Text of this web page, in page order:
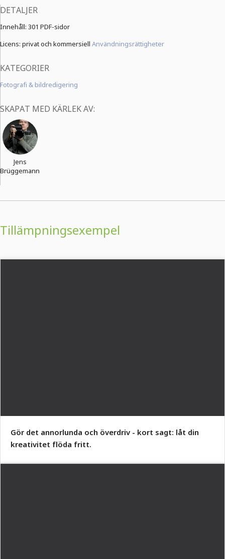
DETALJER
Innehåll: 301 PDF-sidor
Licens: privat och kommersiell Användningsrättigheter
KATEGORIER
Fotografi & bildredigering
SKAPAT MED KÄRLEK AV:
Jens
Brüggemann
Tillämpningsexempel
Gör det annorlunda och överdriv - kort sagt: låt din
kreativitet flöda fritt.